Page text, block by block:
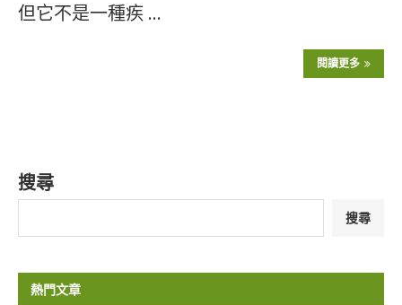
但它不是一種疾 …
閱讀更多
搜尋
搜尋
熱門文章